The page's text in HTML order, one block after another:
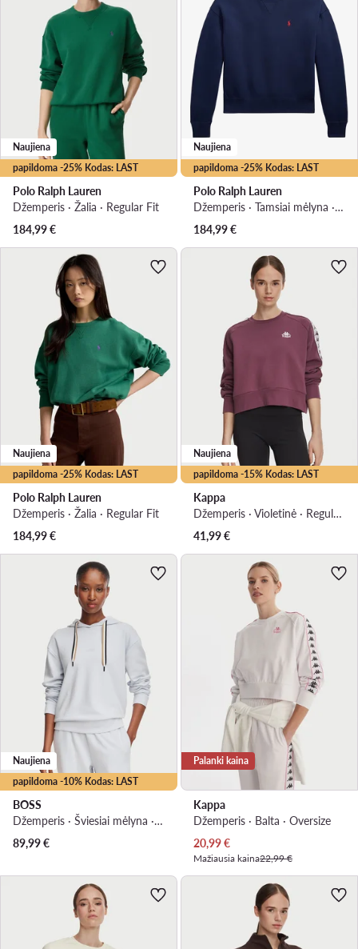
papildoma -25% Kodas: LAST
Naujiena
Polo Ralph Lauren
Džemperis · Žalia · Regular Fit
184,99€
papildoma -25% Kodas: LAST
Naujiena
Polo Ralph Lauren
Džemperis · Tamsiai mėlyna · Regular Fit
184,99€
papildoma -25% Kodas: LAST
Naujiena
Polo Ralph Lauren
Džemperis · Žalia · Regular Fit
184,99€
papildoma -15% Kodas: LAST
Naujiena
Kappa
Džemperis · Violetinė · Regular Fit
41,99€
papildoma -10% Kodas: LAST
Naujiena
BOSS
Džemperis · Šviesiai mėlyna · Regular Fit
89,99€
Palanki kaina
Kappa
Džemperis · Balta · Oversize
Dabartinė kaina
20,99€
Mažiausia kaina22,99 €